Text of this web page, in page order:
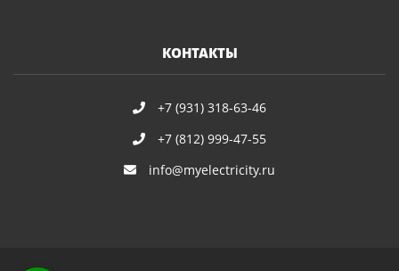
КОНТАКТЫ
+7 (931) 318-63-46
+7 (812) 999-47-55
info@myelectricity.ru